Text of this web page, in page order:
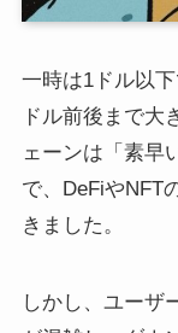
一時は1ドル以
ドル前後まで大
ェーンは「素早
で、DeFiやNFT
きました。
しかし、ユーザ